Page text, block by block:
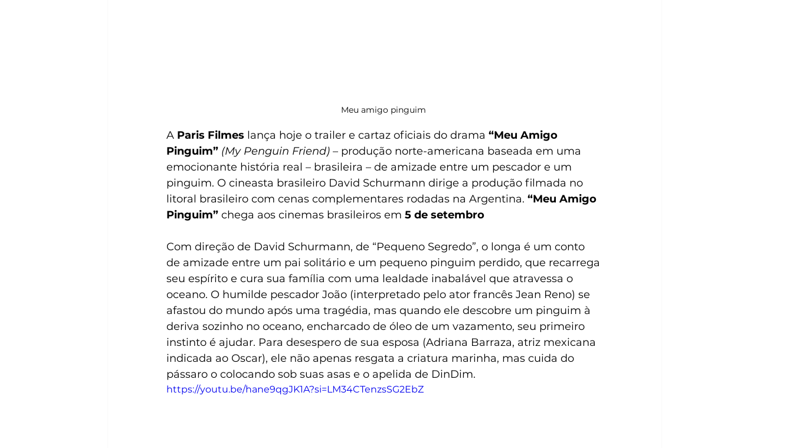
Meu amigo pinguim
A Paris Filmes lança hoje o trailer e cartaz oficiais do drama “Meu Amigo
Pinguim” (My Penguin Friend) – produção norte-americana baseada em uma
emocionante história real – brasileira – de amizade entre um pescador e um
pinguim. O cineasta brasileiro David Schurmann dirige a produção filmada no
litoral brasileiro com cenas complementares rodadas na Argentina. “Meu Amigo
Pinguim” chega aos cinemas brasileiros em 5 de setembro
Com direção de David Schurmann, de “Pequeno Segredo”, o longa é um conto
de amizade entre um pai solitário e um pequeno pinguim perdido, que recarrega
seu espírito e cura sua família com uma lealdade inabalável que atravessa o
oceano. O humilde pescador João (interpretado pelo ator francês Jean Reno) se
afastou do mundo após uma tragédia, mas quando ele descobre um pinguim à
deriva sozinho no oceano, encharcado de óleo de um vazamento, seu primeiro
instinto é ajudar. Para desespero de sua esposa (Adriana Barraza, atriz mexicana
indicada ao Oscar), ele não apenas resgata a criatura marinha, mas cuida do
pássaro o colocando sob suas asas e o apelida de DinDim.
https://youtu.be/hane9qgJK1A?si=LM34CTenzsSG2EbZ